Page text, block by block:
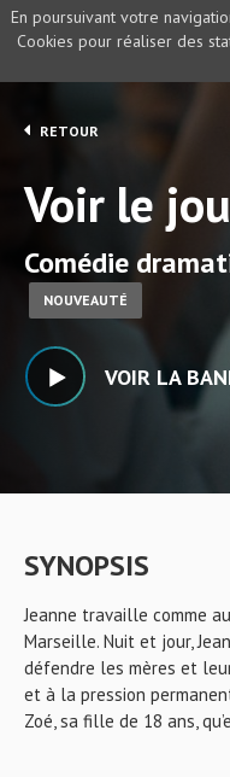
RETOUR
Voir le
Comédie
NOUVEAUTÉ
VOIR LA
SYNOPSIS
Jeanne travaille comme
Marseille. Nuit et jour,
défendre les mères et
et à la pression
Zoé, sa fille de 18 ans,
En poursuivant votre
Cookies pour réaliser des